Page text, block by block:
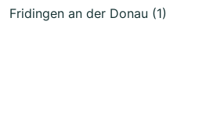
Fridingen an der Donau (1)